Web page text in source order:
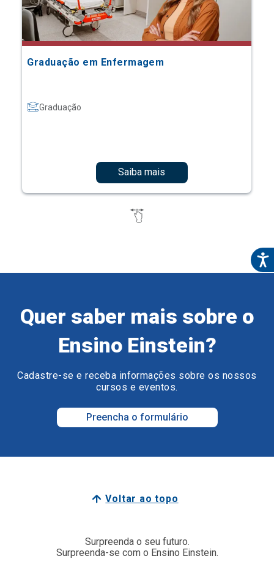
Graduação em Enfermagem
Graduação
Saiba mais
Quer saber mais sobre o
Ensino Einstein?
Cadastre-se e receba informações sobre os nossos
cursos e eventos.
Preencha o formulário
Voltar ao topo
Surpreenda o seu futuro.
Surpreenda-se com o Ensino Einstein.